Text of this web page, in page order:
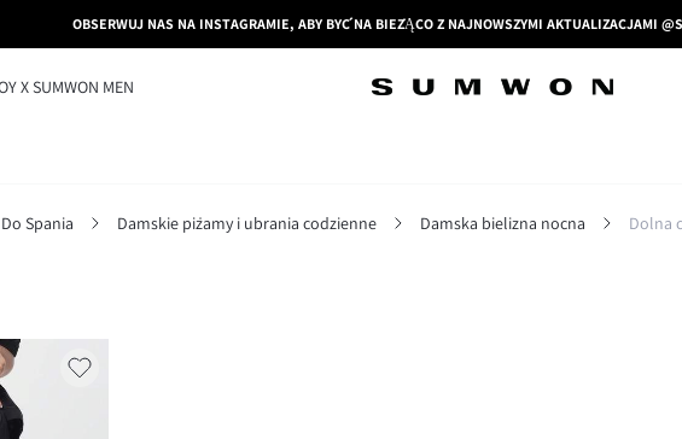
OBSERWUJ NAS NA INSTAGRAMIE, ABY BYĆ NA BIEŻĄCO Z NAJNOWSZYMI AKTUALIZACJAMI
X SUMWON MEN
Spania Damskie piżamy i ubrania codzienne Damska bielizna nocna Dolna